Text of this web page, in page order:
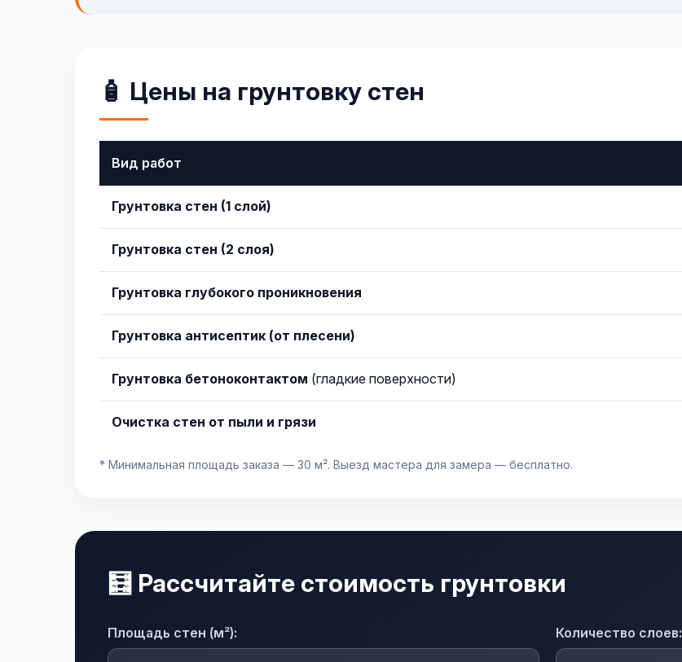
🧴 Цены на грунтовку стен
Вид работ
Грунтовка стен (1 слой)
Грунтовка стен (2 слоя)
Грунтовка глубокого проникновения
Грунтовка антисептик (от плесени)
Грунтовка бетоноконтактом (гладкие поверхности)
Очистка стен от пыли и грязи
* Минимальная площадь заказа — 30 м². Выезд мастера для замера — бесплатно.
🧮 Рассчитайте стоимость грунтовки
Площадь стен (м²): Количество слоев: